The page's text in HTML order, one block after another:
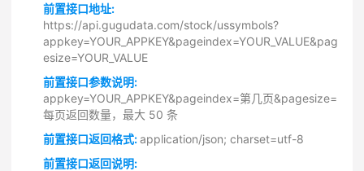
前置接口地址:
https://api.gugudata.com/stock/ussymbols?
appkey=YOUR_APPKEY&pageindex=YOUR_VALUE&pag
esize=YOUR_VALUE
前置接口参数说明:
appkey=YOUR_APPKEY&pageindex=第几页&pagesize=
每页返回数量，最大 50 条
前置接口返回格式:application/json; charset=utf-8
前置接口返回说明: